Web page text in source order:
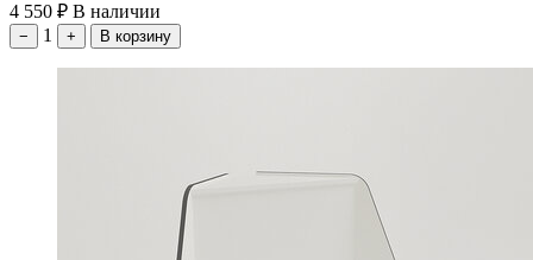
4 550 ₽ В наличии
− 1 + В корзину